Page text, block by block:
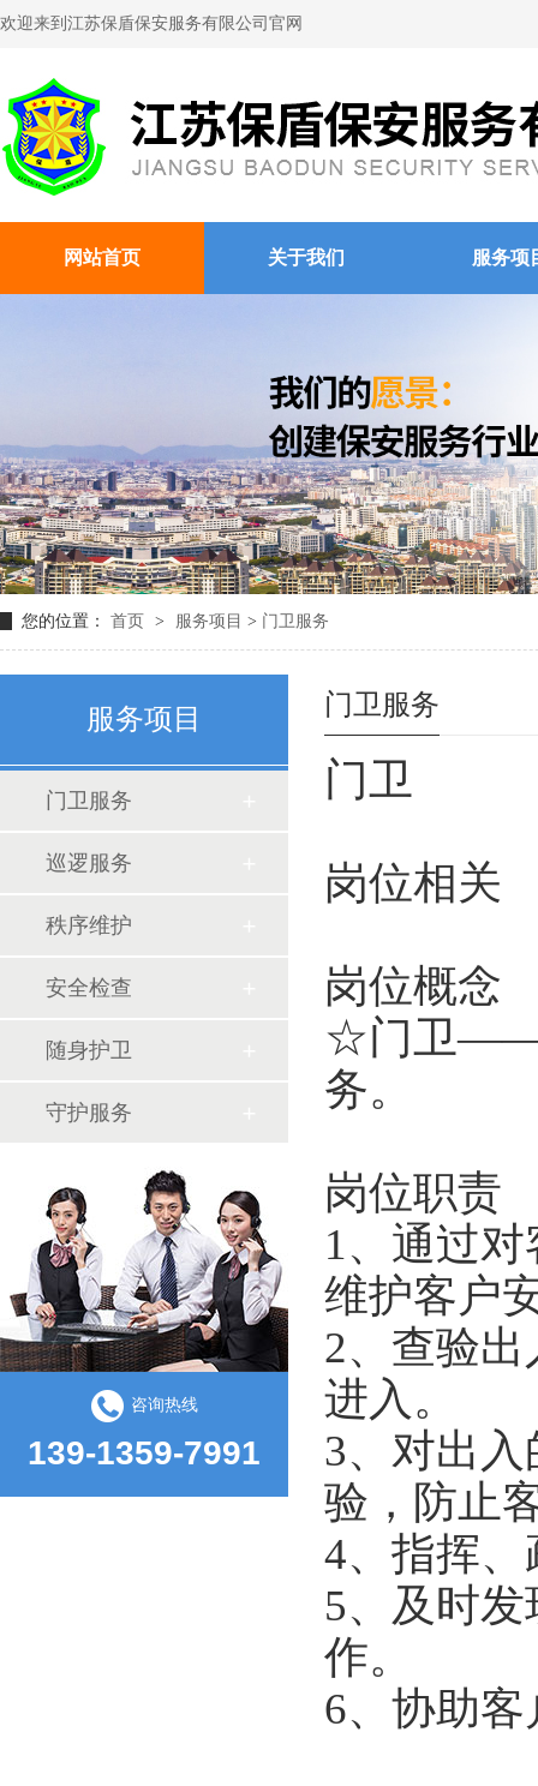
欢迎来到江苏保盾保安服务有限公司官网
网站首页 关于我们 服务项
您的位置： 首页 > 服务项目 > 门卫服务
服务项目
门卫服务
巡逻服务
秩序维护
安全检查
随身护卫
守护服务
咨询热线
139-1359-7991
门卫服务
门卫
岗位相关
岗位概念
☆门卫——
务。
岗位职责
1、通过
维护客户
2、查验
进入。
3、对出
验，防止
4、指挥
5、及时
作。
6、协助